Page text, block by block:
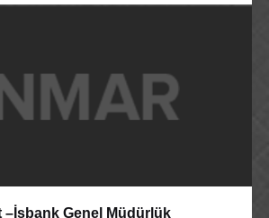
–İşbank Genel Müdürlük